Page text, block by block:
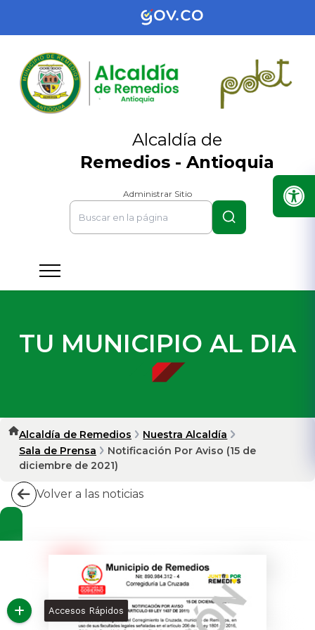
Alcaldía de
Remedios - Antioquia
Administrar Sitio
TU MUNICIPIO AL DIA
Alcaldía de Remedios
Nuestra Alcaldía
Sala de Prensa
Notificación Por Aviso (15 de
diciembre de 2021)
Volver a las noticias
Accesos Rápidos